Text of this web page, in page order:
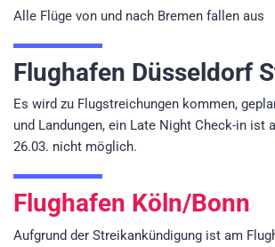
Alle Flüge von und nach Bremen fallen aus
Flughafen Düsseldorf
Es wird zu Flugstreichungen kommen,
und Landungen, ein Late Night Check-in ist
26.03. nicht möglich.
Flughafen Köln/Bonn
Aufgrund der Streikankündigung ist am